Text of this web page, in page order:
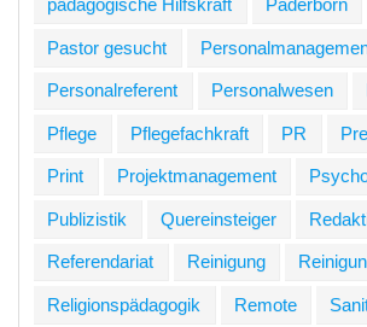
pädagogische Hilfskraft Paderborn
Pastor gesucht
Personalreferent Personalwesen
Pflege Pflegefachkraft PR
Print Projektmanagement
Publizistik Quereinsteiger
Referendariat Reinigung
Religionspädagogik Remote